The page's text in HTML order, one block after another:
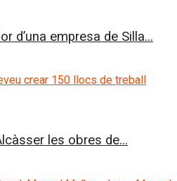
d’una empresa de Silla...
les obres de...